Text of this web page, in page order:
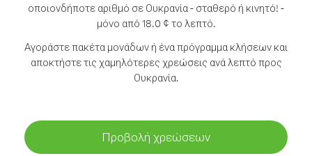
οποιονδήποτε αριθμό σε Ουκρανία - σταθερό ή κινητό! -
μόνο από 18.0 ¢ το λεπτό.
Αγοράστε πακέτα μονάδων ή ένα πρόγραμμα κλήσεων και
αποκτήστε τις χαμηλότερες χρεώσεις ανά λεπτό προς
Ουκρανία.
Προβολή χρεώσεων